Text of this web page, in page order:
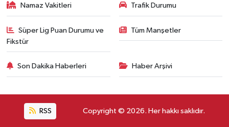
Namaz Vakitleri Trafik Durumu
Süper Lig Puan Durumu ve
Fikstür
Tüm Manşetler
Son Dakika Haberleri Haber Arşivi
RSS Copyright © 2026. Her hakkı saklıdır.